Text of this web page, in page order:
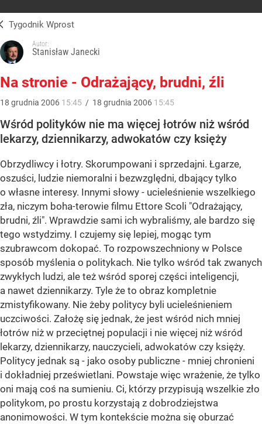
Tygodnik Wprost
Autor:
Stanisław Janecki
Na stronie - Odrażający, brudni, źli
18 grudnia 2006 15:45 / 18 grudnia 2006 15:45
Wśród polityków nie ma więcej łotrów niż wśród
lekarzy, dziennikarzy, adwokatów czy księży
Obrzydliwcy i łotry. Skorumpowani i sprzedajni. Łgarze,
oszuści, ludzie niemoralni i bezwzględni, dbający tylko
o własne interesy. Innymi słowy - ucieleśnienie wszelkiego
zła, niczym boha-terowie filmu Ettore Scoli "Odrażający,
brudni, źli". Wprawdzie sami ich wybraliśmy, ale bardzo się
tego wstydzimy. I czujemy się lepiej, mogąc tym
szubrawcom dokopać. To rozpowszechniony w Polsce
sposób myślenia o politykach. Nie tylko wśród tak zwanych
zwykłych ludzi, ale też wśród sporej części inteligencji,
a nawet dziennikarzy. Tyle że to obraz kompletnie
zmistyfikowany. Nie żeby politycy byli ucieleśnieniem
uczciwości. Założę się jednak, że jest wśród nich mniej
łotrów niż w przeciętnej populacji i nie więcej niż wśród
lekarzy, dziennikarzy, nauczycieli, adwokatów czy księży.
Politycy jednak są - jako osoby publiczne - mniej chronieni
i dokładniej prześwietlani. Powstaje więc wrażenie, że tylko
oni mają coś na sumieniu. Ci, którzy przypisują wszelkie zło
politykom, po prostu korzystają z dobrodziejstwa
anonimowości. W tym kontekście można się oburzać